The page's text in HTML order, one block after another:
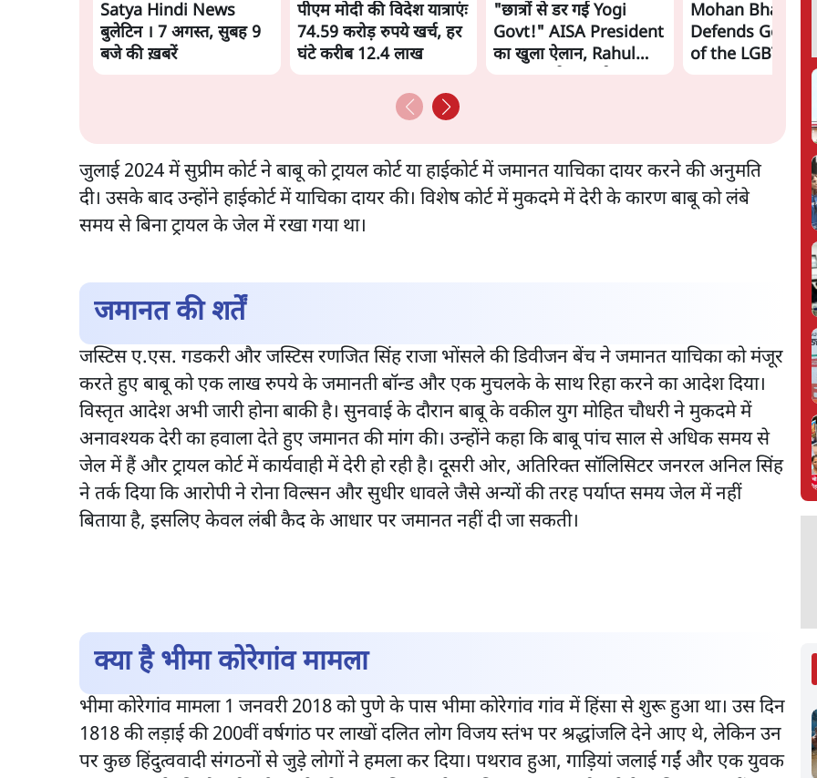
Satya Hindi News
बुलेटिन । 7 अगस्त, सुबह 9
बजे की ख़बरें
पीएम मोदी की विदेश यात्राएंः
74.59 करोड़ रुपये खर्च, हर
घंटे करीब 12.4 लाख
"छात्रों से डर गई Yogi
Govt!" AISA President
का खुला ऐलान, Rahul
Mohan Bhagwat
Defends Gen Z!
of the LGBTQ
the RSS's New
जुलाई 2024 में सुप्रीम कोर्ट ने बाबू को ट्रायल कोर्ट या हाईकोर्ट में जमानत याचिका दायर करने की अनुमति
दी। उसके बाद उन्होंने हाईकोर्ट में याचिका दायर की। विशेष कोर्ट में मुकदमे में देरी के कारण बाबू को लंबे
समय से बिना ट्रायल के जेल में रखा गया था।
जमानत की शर्तें
जस्टिस ए.एस. गडकरी और जस्टिस रणजित सिंह राजा भोंसले की डिवीजन बेंच ने जमानत याचिका को मंजूर
करते हुए बाबू को एक लाख रुपये के जमानती बॉन्ड और एक मुचलके के साथ रिहा करने का आदेश दिया।
विस्तृत आदेश अभी जारी होना बाकी है। सुनवाई के दौरान बाबू के वकील युग मोहित चौधरी ने मुकदमे में
अनावश्यक देरी का हवाला देते हुए जमानत की मांग की। उन्होंने कहा कि बाबू पांच साल से अधिक समय से
जेल में हैं और ट्रायल कोर्ट में कार्यवाही में देरी हो रही है। दूसरी ओर, अतिरिक्त सॉलिसिटर जनरल अनिल सिंह
ने तर्क दिया कि आरोपी ने रोना विल्सन और सुधीर धावले जैसे अन्यों की तरह पर्याप्त समय जेल में नहीं
बिताया है, इसलिए केवल लंबी कैद के आधार पर जमानत नहीं दी जा सकती।
क्या है भीमा कोरेगांव मामला
भीमा कोरेगांव मामला 1 जनवरी 2018 को पुणे के पास भीमा कोरेगांव गांव में हिंसा से शुरू हुआ था। उस दिन
1818 की लड़ाई की 200वीं वर्षगांठ पर लाखों दलित लोग विजय स्तंभ पर श्रद्धांजलि देने आए थे, लेकिन उन
पर कुछ हिंदुत्ववादी संगठनों से जुड़े लोगों ने हमला कर दिया। पथराव हुआ, गाड़ियां जलाई गईं और एक युवक